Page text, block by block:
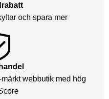
och spara mer
webbutik med hög